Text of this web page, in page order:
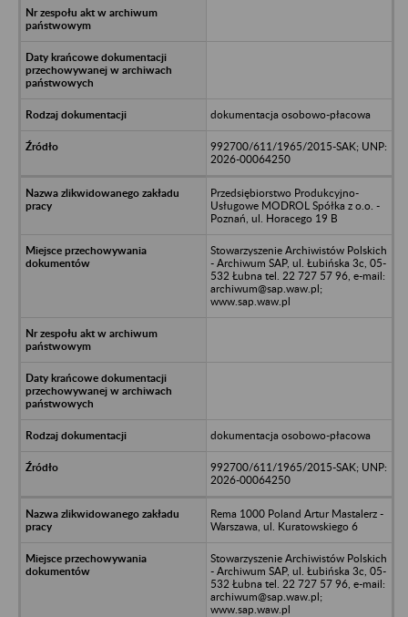
dokumentacja osobowo-płacowa
992700/611/1965/2015-SAK; UNP:
2026-00064250
Przedsiębiorstwo Produkcyjno-
Usługowe MODROL Spółka z o.o. -
Poznań, ul. Horacego 19 B
Stowarzyszenie Archiwistów Polskich
- Archiwum SAP, ul. Łubińska 3c, 05-
532 Łubna tel. 22 727 57 96, e-mail:
archiwum@sap.waw.pl;
www.sap.waw.pl
dokumentacja osobowo-płacowa
992700/611/1965/2015-SAK; UNP:
2026-00064250
Rema 1000 Poland Artur Mastalerz -
Warszawa, ul. Kuratowskiego 6
Stowarzyszenie Archiwistów Polskich
- Archiwum SAP, ul. Łubińska 3c, 05-
532 Łubna tel. 22 727 57 96, e-mail:
archiwum@sap.waw.pl;
www.sap.waw.pl